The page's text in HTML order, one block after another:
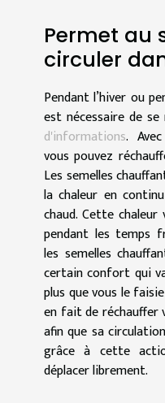
Permet au
circuler
Pendant l’hiver ou
est nécessaire de se
d'informations.
vous pouvez
Les semelles
la chaleur en
chaud. Cette
pendant les temps
les semelles
certain confort qui
plus que vous le
en fait de réchauffer
afin que sa
grâce à cette
déplacer librement.